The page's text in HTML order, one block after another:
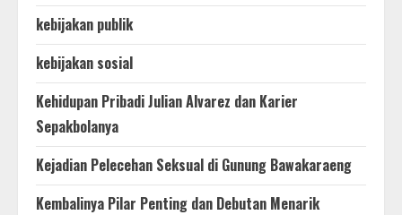
kebijakan publik
kebijakan sosial
Kehidupan Pribadi Julian Alvarez dan Karier
Sepakbolanya
Kejadian Pelecehan Seksual di Gunung Bawakaraeng
Kembalinya Pilar Penting dan Debutan Menarik